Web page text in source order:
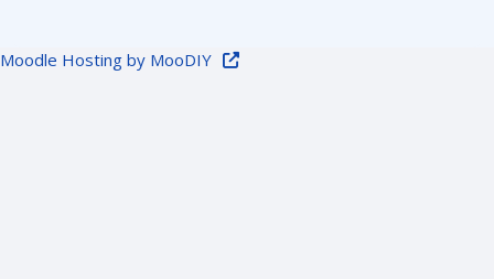
Moodle Hosting by MooDIY